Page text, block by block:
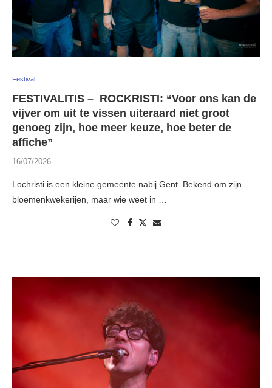
Festival
FESTIVALITIS – ROCKRISTI: “Voor ons kan de
vijver om uit te vissen uiteraard niet groot
genoeg zijn, hoe meer keuze, hoe beter de
affiche”
16/07/2026
Lochristi is een kleine gemeente nabij Gent. Bekend om zijn
bloemenkwekerijen, maar wie weet in …